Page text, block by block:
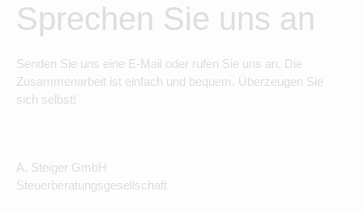
Sprechen Sie uns an
Senden Sie uns eine E-Mail oder rufen Sie uns an. Die
Zusammenarbeit ist einfach und bequem. Überzeugen Sie
sich selbst!
A. Steiger GmbH
Steuerberatungsgesellschaft